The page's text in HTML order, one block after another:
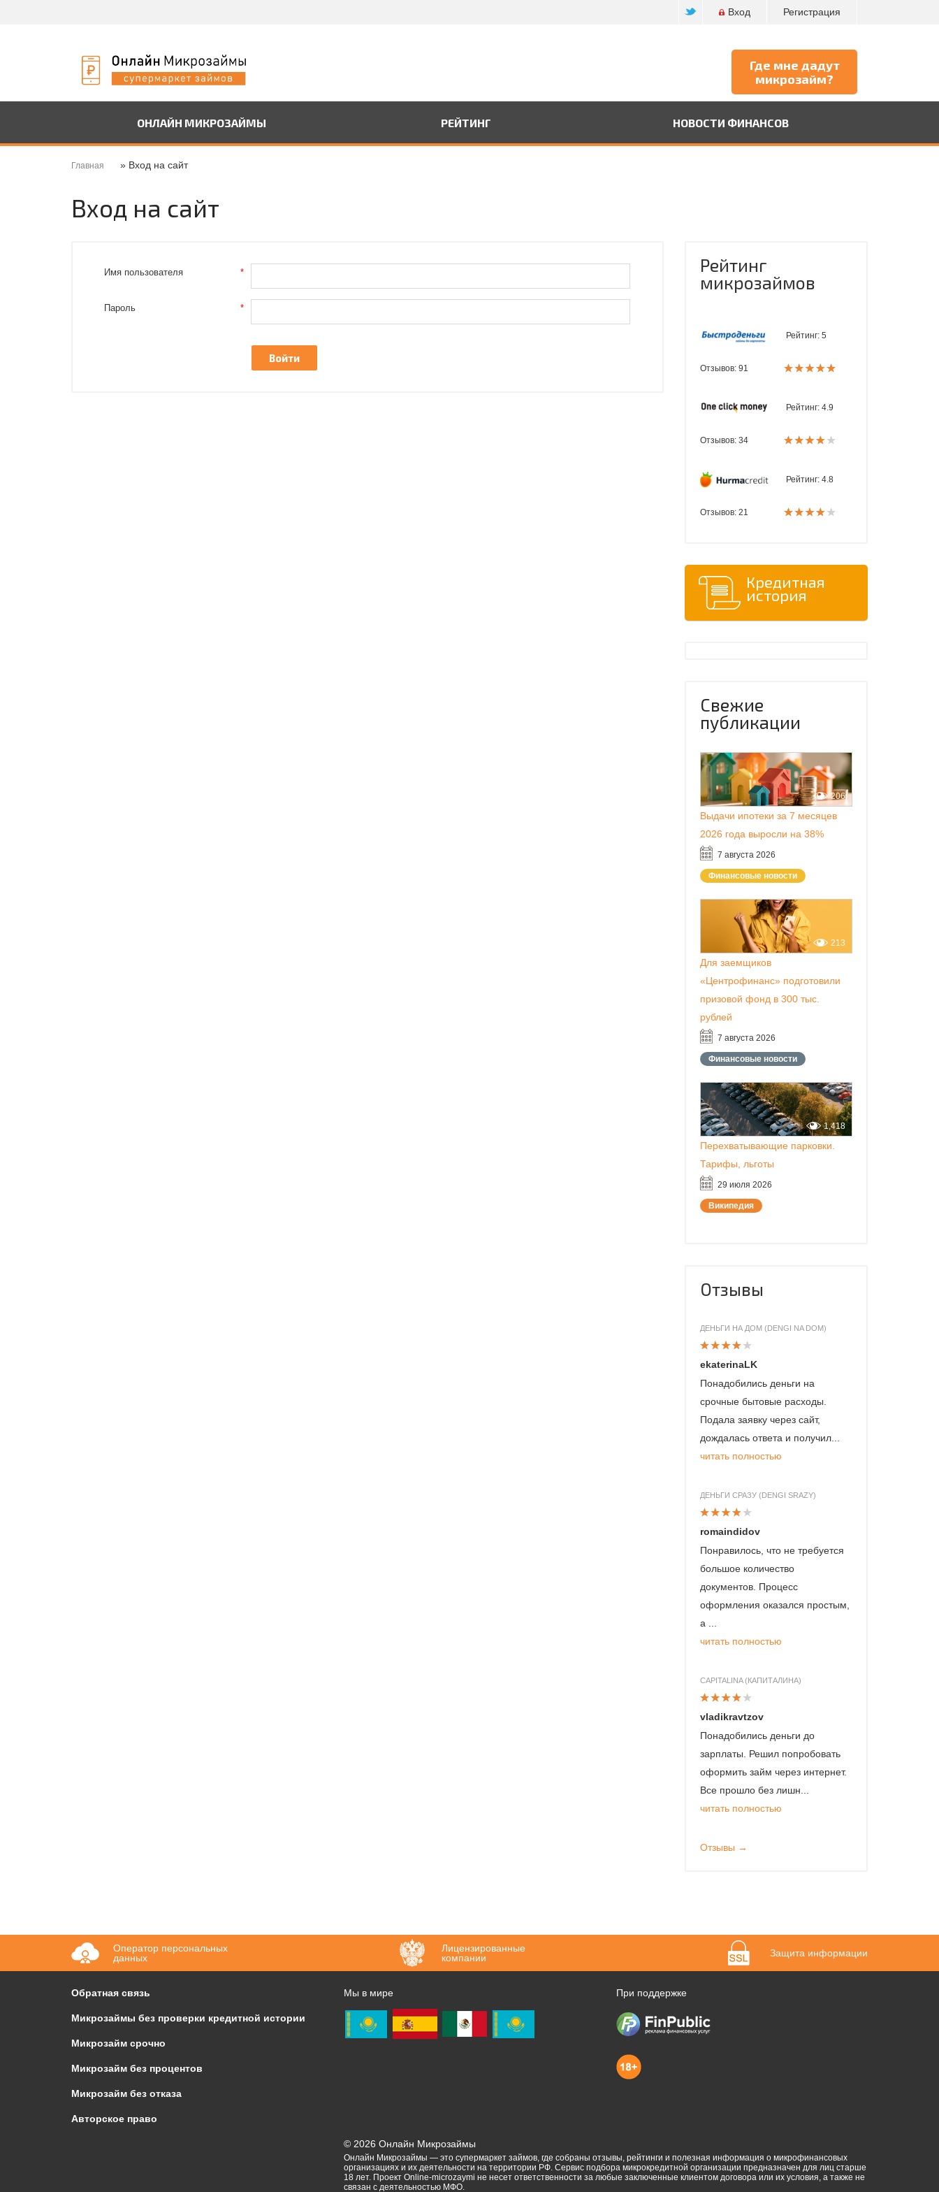
Регистрация
Вход
Где мне дадут
микрозайм?
ОНЛАЙН МИКРОЗАЙМЫ РЕЙТИНГ НОВОСТИ ФИНАНСОВ
Главная » Вход на сайт
Вход на сайт
Имя пользователя *
Пароль *
Рейтинг
микрозаймов
Рейтинг: 5
Отзывов: 91
Рейтинг: 4.9
Отзывов: 34
Рейтинг: 4.8
Отзывов: 21
Кредитная
история
Свежие
публикации
Выдачи ипотеки за 7 месяцев
2026 года выросли на 38%
7 августа 2026
206
Финансовые новости
Для заемщиков
«Центрофинанс» подготовили
призовой фонд в 300 тыс.
рублей
7 августа 2026
213
Финансовые новости
Перехватывающие парковки.
Тарифы, льготы
29 июля 2026
1,418
Википедия
Отзывы
ДЕНЬГИ НА ДОМ (DENGI NA DOM)
ekaterinaLK
Понадобились деньги на
срочные бытовые расходы.
Подала заявку через сайт,
дождалась ответа и получил...
читать полностью
ДЕНЬГИ СРАЗУ (DENGI SRAZY)
romaindidov
Понравилось, что не требуется
большое количество
документов. Процесс
оформления оказался простым,
а ...
читать полностью
CAPITALINA (КАПИТАЛИНА)
vladikravtzov
Понадобились деньги до
зарплаты. Решил попробовать
оформить займ через интернет.
Все прошло без лишн...
читать полностью
Отзывы →
Оператор персональных
данных
Лицензированные
компании
Защита информации
Обратная связь
Микрозаймы без проверки кредитной истории
Микрозайм срочно
Микрозайм без процентов
Микрозайм без отказа
Авторское право
Мы в мире При поддержке
© 2026 Онлайн Микрозаймы
Онлайн Микрозаймы — это супермаркет займов, где собраны отзывы, рейтинги и полезная информация о микрофинансовых
организациях и их деятельности на территории РФ. Сервис подбора микрокредитной организации предназначен для лиц старше
18 лет. Проект Online-microzaymi не несет ответственности за любые заключенные клиентом договора или их условия, а также не
связан с деятельностью МФО.